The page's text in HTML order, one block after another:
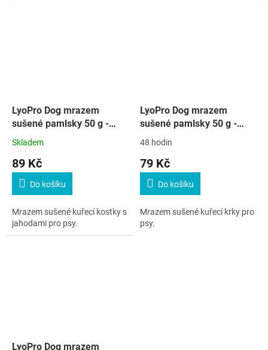
LyoPro Dog mrazem
sušené pamlsky 50 g -
kuřecí kostky s mrkví
Skladem
89 Kč
Do košíku
Mrazem sušené kuřecí kostky s
jahodami pro psy.
LyoPro Dog mrazem
sušené pamlsky 50 g -
kuřecí krky
48 hodin
79 Kč
Do košíku
Mrazem sušené kuřecí krky pro
psy.
LyoPro Dog mrazem